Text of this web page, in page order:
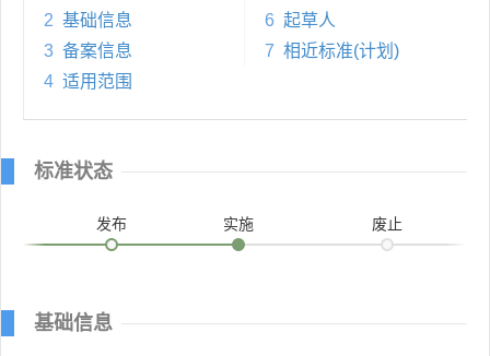
2 基础信息
3 备案信息
4 适用范围
6 起草人
7 相近标准(计划)
标准状态
发布 实施 废止
基础信息